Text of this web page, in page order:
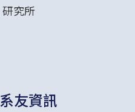
研究所
系友資訊